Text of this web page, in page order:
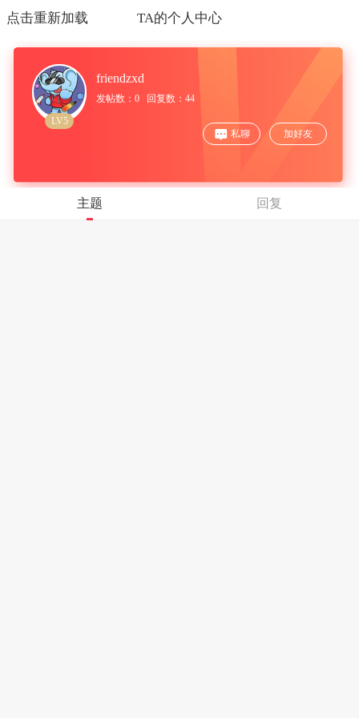
点击重新加载 TA的个人中心
LV5
friendzxd
发帖数：0 回复数：44
私聊 加好友
主题 回复